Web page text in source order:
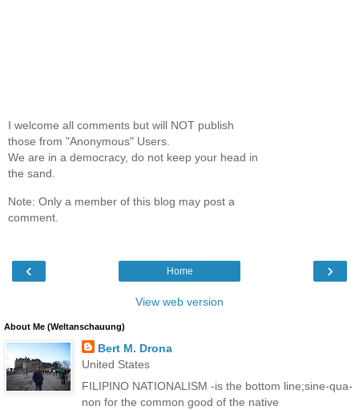
I welcome all comments but will NOT publish
those from "Anonymous" Users.
We are in a democracy, do not keep your head in
the sand.
Note: Only a member of this blog may post a
comment.
‹ ›
Home
View web version
About Me (Weltanschauung)
Bert M. Drona
United States
FILIPINO NATIONALISM -is the bottom line;sine-qua-
non for the common good of the native